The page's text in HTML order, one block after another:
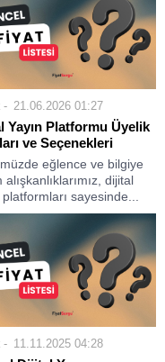
21.06.2026 01:27
Yayın Platformu Üyelik
ve Seçenekleri
eğlence ve bilgiye
alışkanlıklarımız, dijital
platformları sayesinde...
11.11.2025 04:28